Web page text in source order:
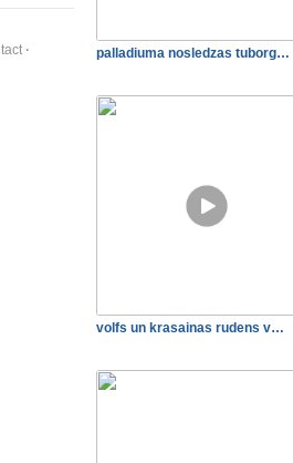
palladiuma nosledzas tuborg…
volfs un krasainas rudens v…